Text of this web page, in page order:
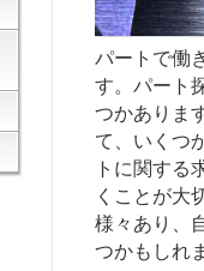
パートで働
す。パート
つかありま
て、いくつ
トに関する
くことが大
様々あり、
つかもしれ